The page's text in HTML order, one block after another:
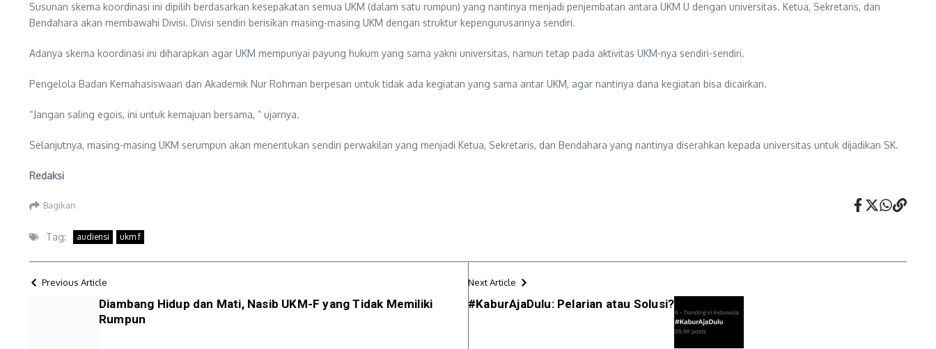
Susunan skema koordinasi ini dipilih berdasarkan kesepakatan semua UKM (dalam satu rumpun) yang nantinya menjadi penjembatan antara UKM U dengan universitas. Ketua, Sekretaris, dan
Bendahara akan membawahi Divisi. Divisi sendiri berisikan masing-masing UKM dengan struktur kepengurusannya sendiri.
Adanya skema koordinasi ini diharapkan agar UKM mempunyai payung hukum yang sama yakni universitas, namun tetap pada aktivitas UKM-nya sendiri-sendiri.
Pengelola Badan Kemahasiswaan dan Akademik Nur Rohman berpesan untuk tidak ada kegiatan yang sama antar UKM, agar nantinya dana kegiatan bisa dicairkan.
“Jangan saling egois, ini untuk kemajuan bersama, ” ujarnya.
Selanjutnya, masing-masing UKM serumpun akan menentukan sendiri perwakilan yang menjadi Ketua, Sekretaris, dan Bendahara yang nantinya diserahkan kepada universitas untuk dijadikan SK.
Redaksi
Bagikan
Tag: audiensi ukm f
Previous Article
Diambang Hidup dan Mati, Nasib UKM-F yang Tidak Memiliki
Rumpun
Next Article
#KaburAjaDulu: Pelarian atau Solusi?